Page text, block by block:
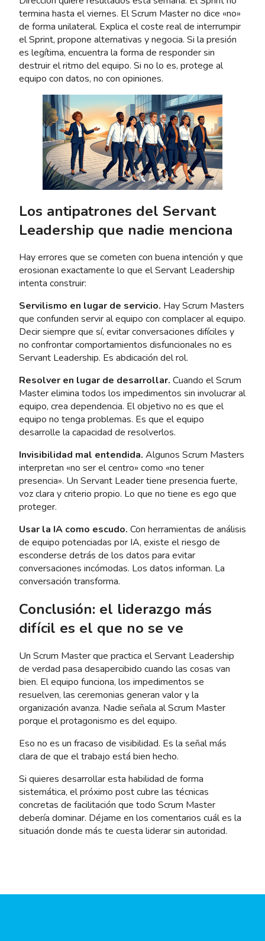
termina hasta el viernes. El Scrum Master no dice «no»
de forma unilateral. Explica el coste real de interrumpir
el Sprint, propone alternativas y negocia. Si la presión
es legítima, encuentra la forma de responder sin
destruir el ritmo del equipo. Si no lo es, protege al
equipo con datos, no con opiniones.
Los antipatrones del Servant
Leadership que nadie menciona
Hay errores que se cometen con buena intención y que
erosionan exactamente lo que el Servant Leadership
intenta construir:
Servilismo en lugar de servicio. Hay Scrum Masters
que confunden servir al equipo con complacer al equipo.
Decir siempre que sí, evitar conversaciones difíciles y
no confrontar comportamientos disfuncionales no es
Servant Leadership. Es abdicación del rol.
Resolver en lugar de desarrollar. Cuando el Scrum
Master elimina todos los impedimentos sin involucrar al
equipo, crea dependencia. El objetivo no es que el
equipo no tenga problemas. Es que el equipo
desarrolle la capacidad de resolverlos.
Invisibilidad mal entendida. Algunos Scrum Masters
interpretan «no ser el centro» como «no tener
presencia». Un Servant Leader tiene presencia fuerte,
voz clara y criterio propio. Lo que no tiene es ego que
proteger.
Usar la IA como escudo. Con herramientas de análisis
de equipo potenciadas por IA, existe el riesgo de
esconderse detrás de los datos para evitar
conversaciones incómodas. Los datos informan. La
conversación transforma.
Conclusión: el liderazgo más
difícil es el que no se ve
Un Scrum Master que practica el Servant Leadership
de verdad pasa desapercibido cuando las cosas van
bien. El equipo funciona, los impedimentos se
resuelven, las ceremonias generan valor y la
organización avanza. Nadie señala al Scrum Master
porque el protagonismo es del equipo.
Eso no es un fracaso de visibilidad. Es la señal más
clara de que el trabajo está bien hecho.
Si quieres desarrollar esta habilidad de forma
sistemática, el próximo post cubre las técnicas
concretas de facilitación que todo Scrum Master
debería dominar. Déjame en los comentarios cuál es la
situación donde más te cuesta liderar sin autoridad.